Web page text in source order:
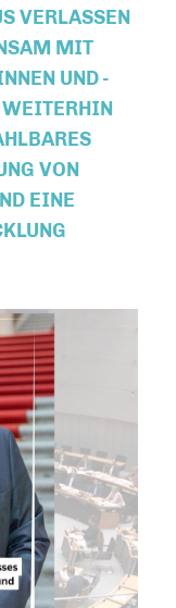
VERLASSEN
MIT
UND -
VON
EINE